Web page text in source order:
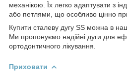
механікою. Їх легко адаптувати з
або петлями, що особливо цінно при
Купити сталеву дугу SS можна в
Ми пропонуємо надійні дуги для
ортодонтичного лікування.
Приховати